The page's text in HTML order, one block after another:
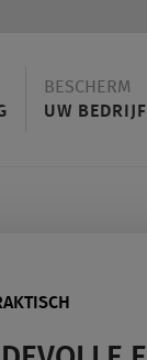
UW BEDRIJF
BESCHERM